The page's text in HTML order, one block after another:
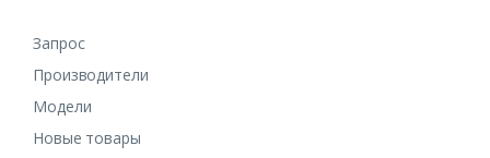
Запрос
Производители
Модели
Новые товары